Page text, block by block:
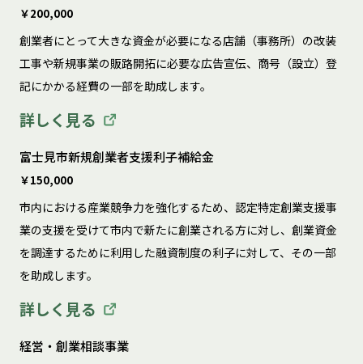
￥200,000
創業者にとって大きな資金が必要になる店舗（事務所）の改装
工事や新規事業の販路開拓に必要な広告宣伝、商号（設立）登
記にかかる経費の一部を助成します。
詳しく見る
富士見市新規創業者支援利子補給金
￥150,000
市内における産業競争力を強化するため、認定特定創業支援事
業の支援を受けて市内で新たに創業される方に対し、創業資金
を調達するために利用した融資制度の利子に対して、その一部
を助成します。
詳しく見る
経営・創業相談事業